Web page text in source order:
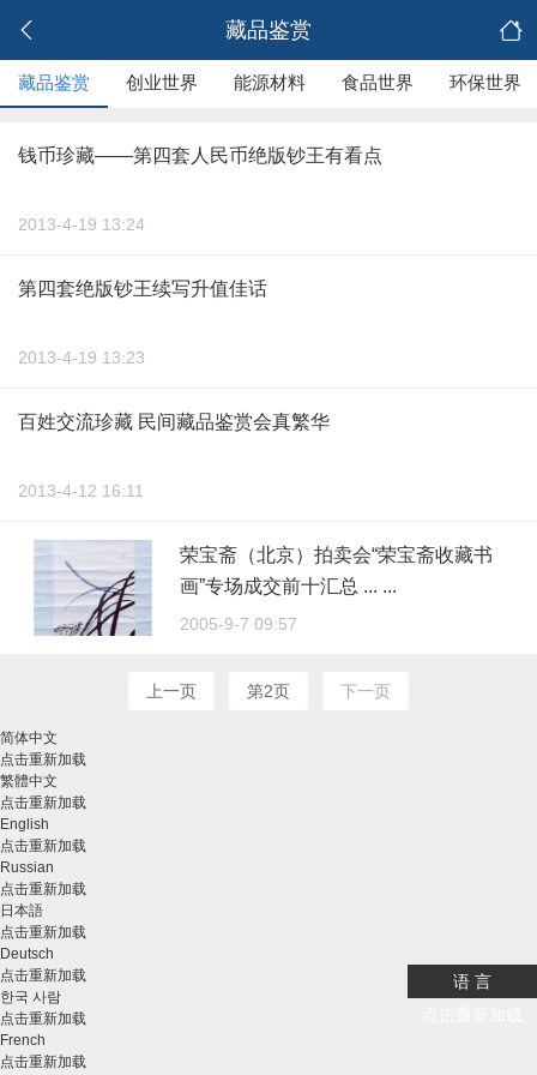
藏品鉴赏
藏品鉴赏 创业世界 能源材料 食品世界 环保世界
钱币珍藏——第四套人民币绝版钞王有看点
2013-4-19 13:24
第四套绝版钞王续写升值佳话
2013-4-19 13:23
百姓交流珍藏 民间藏品鉴赏会真繁华
2013-4-12 16:11
荣宝斋（北京）拍卖会“荣宝斋收藏书
画”专场成交前十汇总 ... ...
2005-9-7 09:57
上一页 第2页 下一页
语 言
简体中文
点击重新加载
繁體中文
点击重新加载
English
点击重新加载
Russian
点击重新加载
日本語
点击重新加载
Deutsch
点击重新加载
한국 사람
点击重新加载
French
点击重新加载